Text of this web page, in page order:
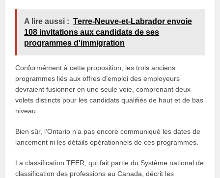
A lire aussi : Terre-Neuve-et-Labrador envoie
108 invitations aux candidats de ses
programmes d'immigration
Conformément à cette proposition, les trois anciens
programmes liés aux offres d’emploi des employeurs
devraient fusionner en une seule voie, comprenant deux
volets distincts pour les candidats qualifiés de haut et de bas
niveau.
Bien sûr, l’Ontario n’a pas encore communiqué les dates de
lancement ni les détails opérationnels de ces programmes.
La classification TEER, qui fait partie du Système national de
classification des professions au Canada, décrit les